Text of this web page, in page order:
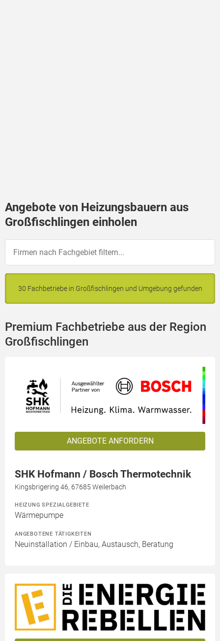
Angebote von Heizungsbauern aus
Großfischlingen einholen
30 Fachbetriebe in Großfischlingen und Umgebung gefunden
Premium Fachbetriebe aus der Region
Großfischlingen
ANGEBOTE ANFORDERN
SHK Hofmann / Bosch Thermotechnik
Kingsbrigering 46, 67685 Weilerbach
HEIZUNG SPEZIALGEBIETE
Wärmepumpe
ANGEBOTENE TÄTIGKEITEN
Neuinstallation / Einbau, Austausch, Beratung